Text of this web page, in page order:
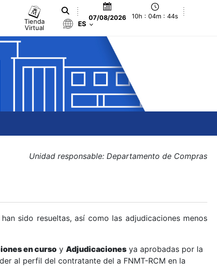
Tienda
Virtual
07/08/2026 10h : 04m : 44s
ES
Unidad responsable: Departamento de Compras
sido resueltas, así como las adjudicaciones menos
en curso y Adjudicaciones ya aprobadas por la
al perfil del contratante del a FNMT-RCM en la